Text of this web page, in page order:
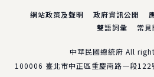
網站政策及聲明 政府資訊公開
雙語詞彙
常
中華民國總統府 All
100006 臺北市中正區重慶南路一段122